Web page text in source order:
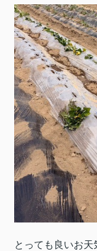
とっても良いお